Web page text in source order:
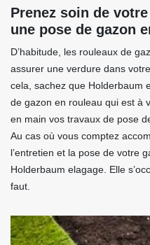
Prenez soin de
une pose de gazon
D’habitude, les rouleaux de
assurer une verdure dans
cela, sachez que Holderbaum
de gazon en rouleau qui est à
en main vos travaux de pose
Au cas où vous comptez
l’entretien et la pose de votre
Holderbaum elagage. Elle
faut.